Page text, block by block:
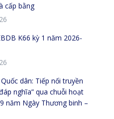
cấp bằng
K66 kỳ 1 năm 2026-
dân: Tiếp nối truyền
nghĩa” qua chuỗi hoạt
năm Ngày Thương binh –